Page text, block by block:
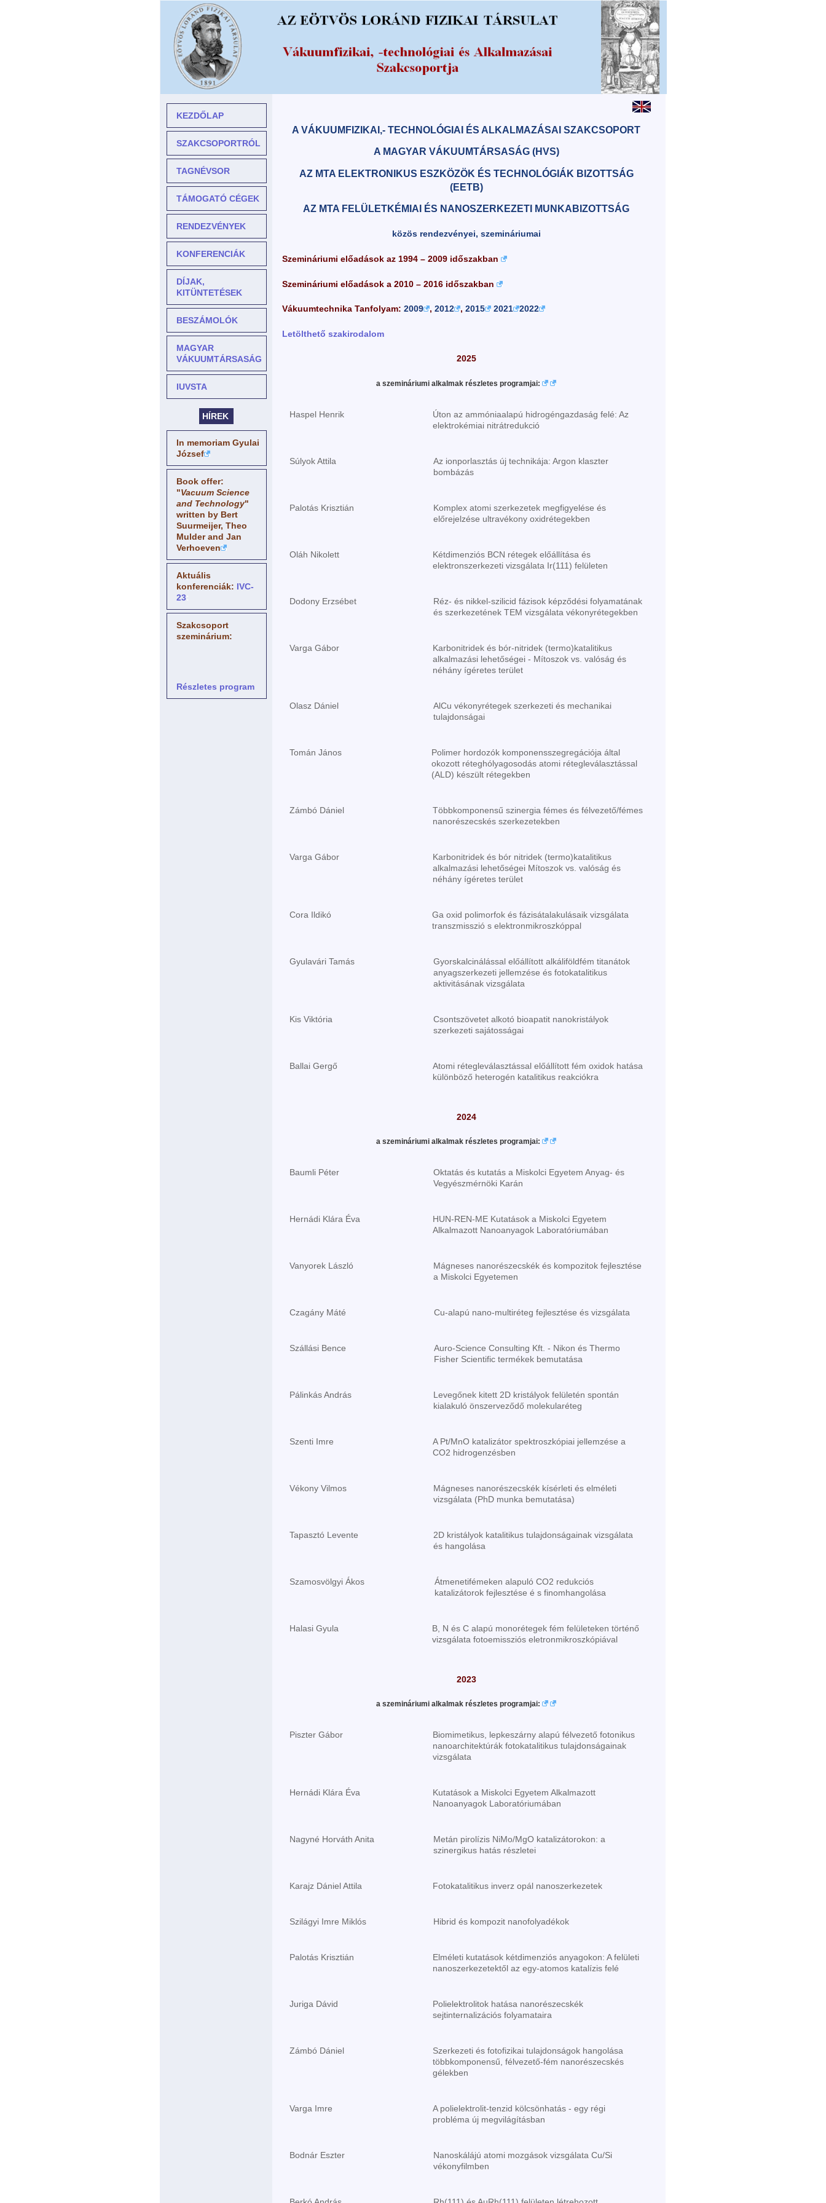
KEZDŐLAP
SZAKCSOPORTRÓL
TAGNÉVSOR
TÁMOGATÓ CÉGEK
RENDEZVÉNYEK
KONFERENCIÁK
DÍJAK,
KITÜNTETÉSEK
BESZÁMOLÓK
MAGYAR
VÁKUUMTÁRSASÁG
IUVSTA
HÍREK
In memoriam Gyulai
József
Book offer:
"Vacuum Science
and Technology"
written by Bert
Suurmeijer, Theo
Mulder and Jan
Verhoeven
Aktuális
konferenciák: IVC-
23:
Szakcsoport
szeminárium:
Részletes program
A VÁKUUMFIZIKAI,- TECHNOLÓGIAI ÉS ALKALMAZÁSAI SZAKCSOPORT
A MAGYAR VÁKUUMTÁRSASÁG (HVS)
AZ MTA ELEKTRONIKUS ESZKÖZÖK ÉS TECHNOLÓGIÁK BIZOTTSÁG
(EETB)
AZ MTA FELÜLETKÉMIAI ÉS NANOSZERKEZETI MUNKABIZOTTSÁG
közös rendezvényei, szemináriumai
Szemináriumi előadások az 1994 – 2009 időszakban
Szemináriumi előadások a 2010 – 2016 időszakban
Vákuumtechnika Tanfolyam: 2009 , 2012 , 2015 2021 2022
Letölthető szakirodalom
2025
a szemináriumi alkalmak részletes programjai:
Haspel Henrik
Úton az ammóniaalapú hidrogéngazdaság felé: Az
elektrokémiai nitrátredukció
Súlyok Attila
Az ionporlasztás új technikája: Argon klaszter
bombázás
Palotás Krisztián
Komplex atomi szerkezetek megfigyelése és
előrejelzése ultravékony oxidrétegekben
Oláh Nikolett
Kétdimenziós BCN rétegek előállítása és
elektronszerkezeti vizsgálata Ir(111) felületen
Dodony Erzsébet
Réz- és nikkel-szilicid fázisok képződési folyamatának
és szerkezetének TEM vizsgálata vékonyrétegekben
Varga Gábor
Karbonitridek és bór-nitridek (termo)katalitikus
alkalmazási lehetőségei - Mítoszok vs. valóság és
néhány ígéretes terület
Olasz Dániel
AlCu vékonyrétegek szerkezeti és mechanikai
tulajdonságai
Tomán János
Polimer hordozók komponensszegregációja által
okozott réteghólyagosodás atomi rétegleválasztással
(ALD) készült rétegekben
Zámbó Dániel
Többkomponensű szinergia fémes és félvezető/fémes
nanorészecskés szerkezetekben
Varga Gábor
Karbonitridek és bór nitridek (termo)katalitikus
alkalmazási lehetőségei Mítoszok vs. valóság és
néhány ígéretes terület
Cora Ildikó
Ga oxid polimorfok és fázisátalakulásaik vizsgálata
transzmisszió s elektronmikroszkóppal
Gyulavári Tamás
Gyorskalcinálással előállított alkáliföldfém titanátok
anyagszerkezeti jellemzése és fotokatalitikus
aktivitásának vizsgálata
Kis Viktória
Csontszövetet alkotó bioapatit nanokristályok
szerkezeti sajátosságai
Ballai Gergő
Atomi rétegleválasztással előállított fém oxidok hatása
különböző heterogén katalitikus reakciókra
2024
a szemináriumi alkalmak részletes programjai:
Baumli Péter
Oktatás és kutatás a Miskolci Egyetem Anyag- és
Vegyészmérnöki Karán
Hernádi Klára Éva
HUN-REN-ME Kutatások a Miskolci Egyetem
Alkalmazott Nanoanyagok Laboratóriumában
Vanyorek László
Mágneses nanorészecskék és kompozitok fejlesztése
a Miskolci Egyetemen
Czagány Máté Cu-alapú nano-multiréteg fejlesztése és vizsgálata
Szállási Bence
Auro-Science Consulting Kft. - Nikon és Thermo
Fisher Scientific termékek bemutatása
Pálinkás András
Levegőnek kitett 2D kristályok felületén spontán
kialakuló önszerveződő molekularéteg
Szenti Imre
A Pt/MnO katalizátor spektroszkópiai jellemzése a
CO2 hidrogenzésben
Vékony Vilmos
Mágneses nanorészecskék kísérleti és elméleti
vizsgálata (PhD munka bemutatása)
Tapasztó Levente
2D kristályok katalitikus tulajdonságainak vizsgálata
és hangolása
Szamosvölgyi Ákos
Átmenetifémeken alapuló CO2 redukciós
katalizátorok fejlesztése é s finomhangolása
Halasi Gyula
B, N és C alapú monorétegek fém felületeken történő
vizsgálata fotoemissziós eletronmikroszkópiával
2023
a szemináriumi alkalmak részletes programjai:
Piszter Gábor
Biomimetikus, lepkeszárny alapú félvezető fotonikus
nanoarchitektúrák fotokatalitikus tulajdonságainak
vizsgálata
Hernádi Klára Éva
Kutatások a Miskolci Egyetem Alkalmazott
Nanoanyagok Laboratóriumában
Nagyné Horváth Anita
Metán pirolízis NiMo/MgO katalizátorokon: a
szinergikus hatás részletei
Karajz Dániel Attila Fotokatalitikus inverz opál nanoszerkezetek
Szilágyi Imre Miklós Hibrid és kompozit nanofolyadékok
Palotás Krisztián
Elméleti kutatások kétdimenziós anyagokon: A felületi
nanoszerkezetektől az egy-atomos katalízis felé
Juriga Dávid
Polielektrolitok hatása nanorészecskék
sejtinternalizációs folyamataira
Zámbó Dániel
Szerkezeti és fotofizikai tulajdonságok hangolása
többkomponensű, félvezető-fém nanorészecskés
gélekben
Varga Imre
A polielektrolit-tenzid kölcsönhatás - egy régi
probléma új megvilágításban
Bodnár Eszter
Nanoskálájú atomi mozgások vizsgálata Cu/Si
vékonyfilmben